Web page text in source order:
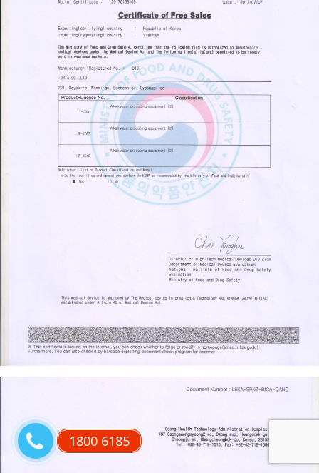
1800 6185